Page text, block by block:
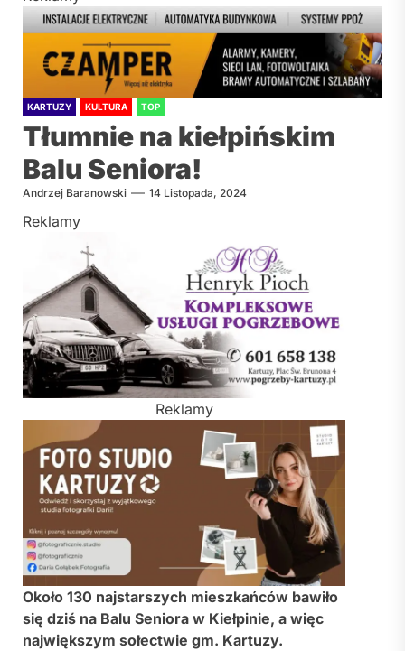
KARTUZY KULTURA TOP
Tłumnie na kiełpińskim
Balu Seniora!
Andrzej Baranowski 14 Listopada, 2024
Reklamy
Reklamy
Około 130 najstarszych mieszkańców bawiło
się dziś na Balu Seniora w Kiełpinie, a więc
największym sołectwie gm. Kartuzy.